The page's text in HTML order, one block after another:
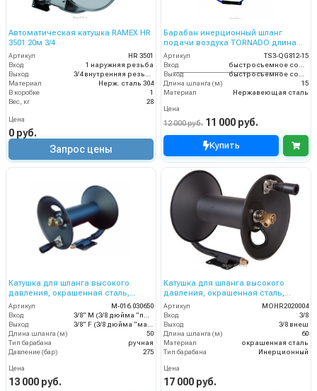
Автоматическая катушка RAMEX HR
3501 20м 3/4
Артикул
HR 3501
Вход
1 наружняя резьба
Выход
Материал
Нерж. сталь 304
В коробке
1
Вес, кг
28
Цена
0 руб.
Запрос цены
Барабан инерционный шланг
подачи воздуха TORNADO длина
шланга для намотки – 15м
Артикул
TS3-QG812-15
Вход
Выход
Длина шланга (м)
15
Материал
Нержавеющая сталь
Цена
12 000 руб. 11 000 руб.
Купить
Катушка для шланга высокого
давления, окрашенная сталь,
вместимость 3/8 50m, 275bar,
3/8внеш-3/8внут
Артикул
M-016.030650
Вход
3/8" M (3/8 дюйма "папа")
Выход
3/8" F (3/8 дюйма "мама")
Длина шланга (м)
50
Тип барабана
ручная
Давление (бар)
275
Цена
13 000 руб.
Катушка для шланга высокого
давления, окрашенная сталь,
вместимость 3/8 60m, 275bar,
3/8внеш
Артикул
MOHR2020004
Вход
3/8
Выход
3/8 внеш
Длина шланга (м)
60
Материал
окрашенная сталь
Тип барабана
Инерционный
Цена
17 000 руб.